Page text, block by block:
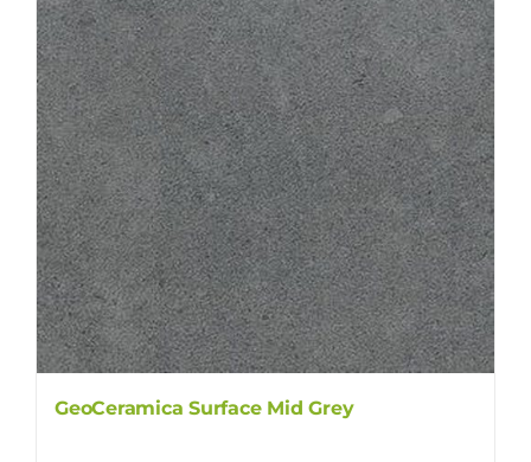
GeoCeramica Surface Mid Grey